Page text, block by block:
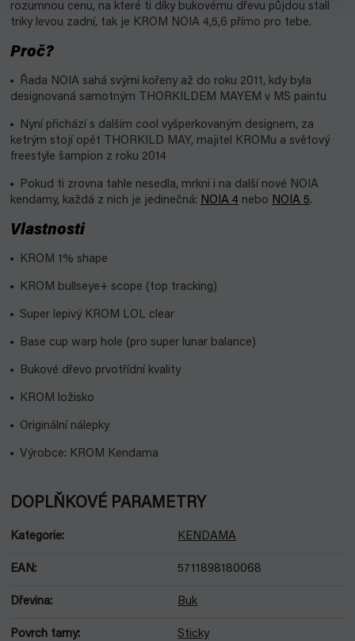
rozumnou cenu, na které ti díky bukovému dřevu půjdou stall
triky levou zadní, tak je KROM NOIA 4,5,6 přímo pro tebe.
Proč?
Řada NOIA sahá svými kořeny až do roku 2011, kdy byla
designovaná samotným THORKILDEM MAYEM v MS paintu
Nyní přichází s dalším cool vyšperkovaným designem, za
ketrým stojí opět THORKILD MAY, majitel KROMu a světový
freestyle šampion z roku 2014
Pokud ti zrovna tahle nesedla, mrkni i na další nové NOIA
kendamy, každá z nich je jedinečná: NOIA 4 nebo NOIA 5.
Vlastnosti
KROM 1% shape
KROM bullseye+ scope (top tracking)
Super lepivý KROM LOL clear
Base cup warp hole (pro super lunar balance)
Bukové dřevo prvotřídní kvality
KROM ložisko
Originální nálepky
Výrobce: KROM Kendama
DOPLŇKOVÉ PARAMETRY
Kategorie: KENDAMA
EAN: 5711898180068
Dřevina: Buk
Povrch tamy: Sticky